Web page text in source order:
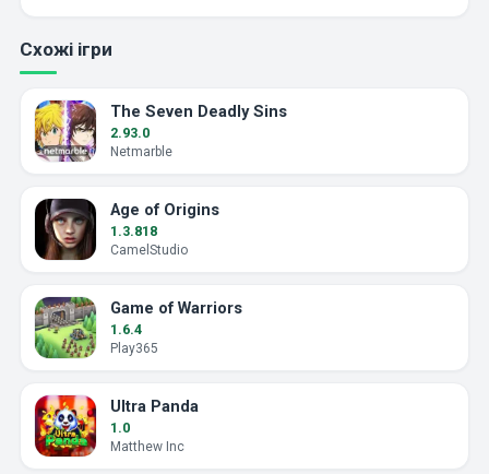
Схожі ігри
The Seven Deadly Sins
2.93.0
Netmarble
Age of Origins
1.3.818
CamelStudio
Game of Warriors
1.6.4
Play365
Ultra Panda
1.0
Matthew Inc